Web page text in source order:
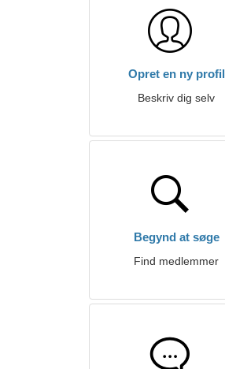
Opret en ny profil
Beskriv dig selv
Begynd at søge
Find medlemmer